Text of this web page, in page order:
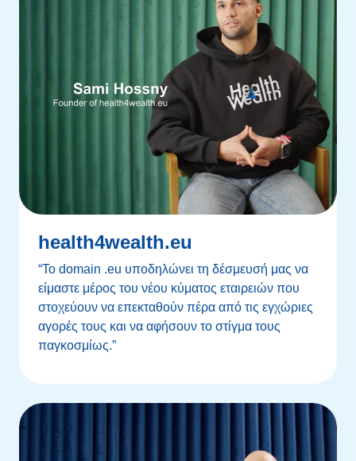
health4wealth.eu
“Το domain .eu υποδηλώνει τη δέσμευσή μας να
είμαστε μέρος του νέου κύματος εταιρειών που
στοχεύουν να επεκταθούν πέρα από τις εγχώριες
αγορές τους και να αφήσουν το στίγμα τους
παγκοσμίως.”